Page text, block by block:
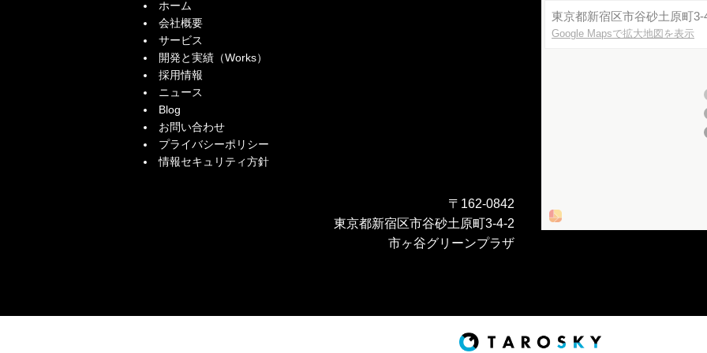
ホーム
会社概要
サービス
開発と実績（Works）
採用情報
ニュース
Blog
お問い合わせ
プライバシーポリシー
情報セキュリティ方針
〒162-0842
東京都新宿区市谷砂土原町3-4-2
市ヶ谷グリーンプラザ
東京都新宿区市谷砂土原町3-
Google Mapsで拡大地図を表示